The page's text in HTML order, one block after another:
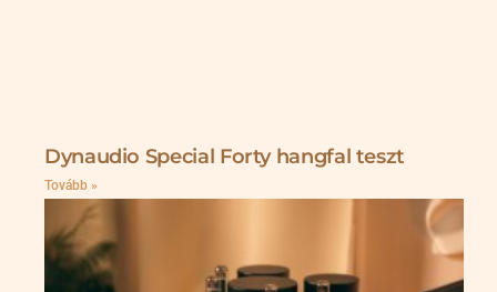
Dynaudio Special Forty hangfal teszt
Tovább »